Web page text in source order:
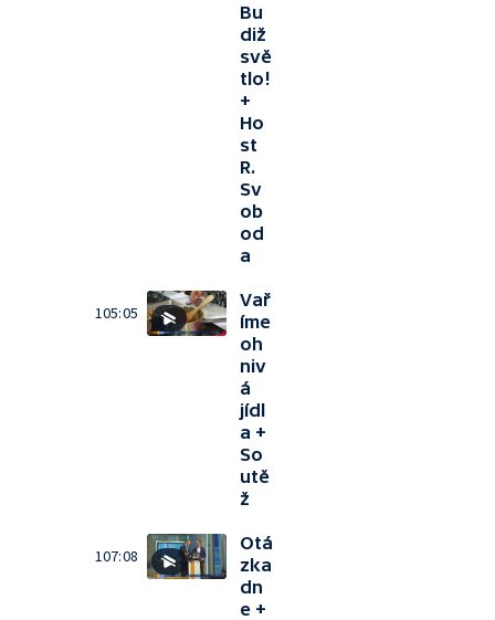
Bu
diž
svě
tlo!
+
Ho
st
R.
Sv
ob
od
a
105:05
Vař
íme
oh
niv
á
jídl
a +
So
utě
ž
107:08
Otá
zka
dn
e +